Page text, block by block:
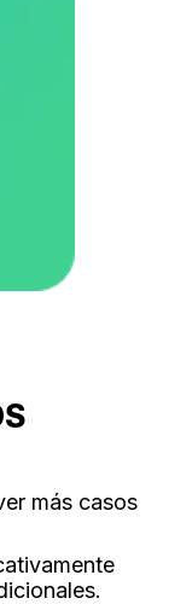
más casos